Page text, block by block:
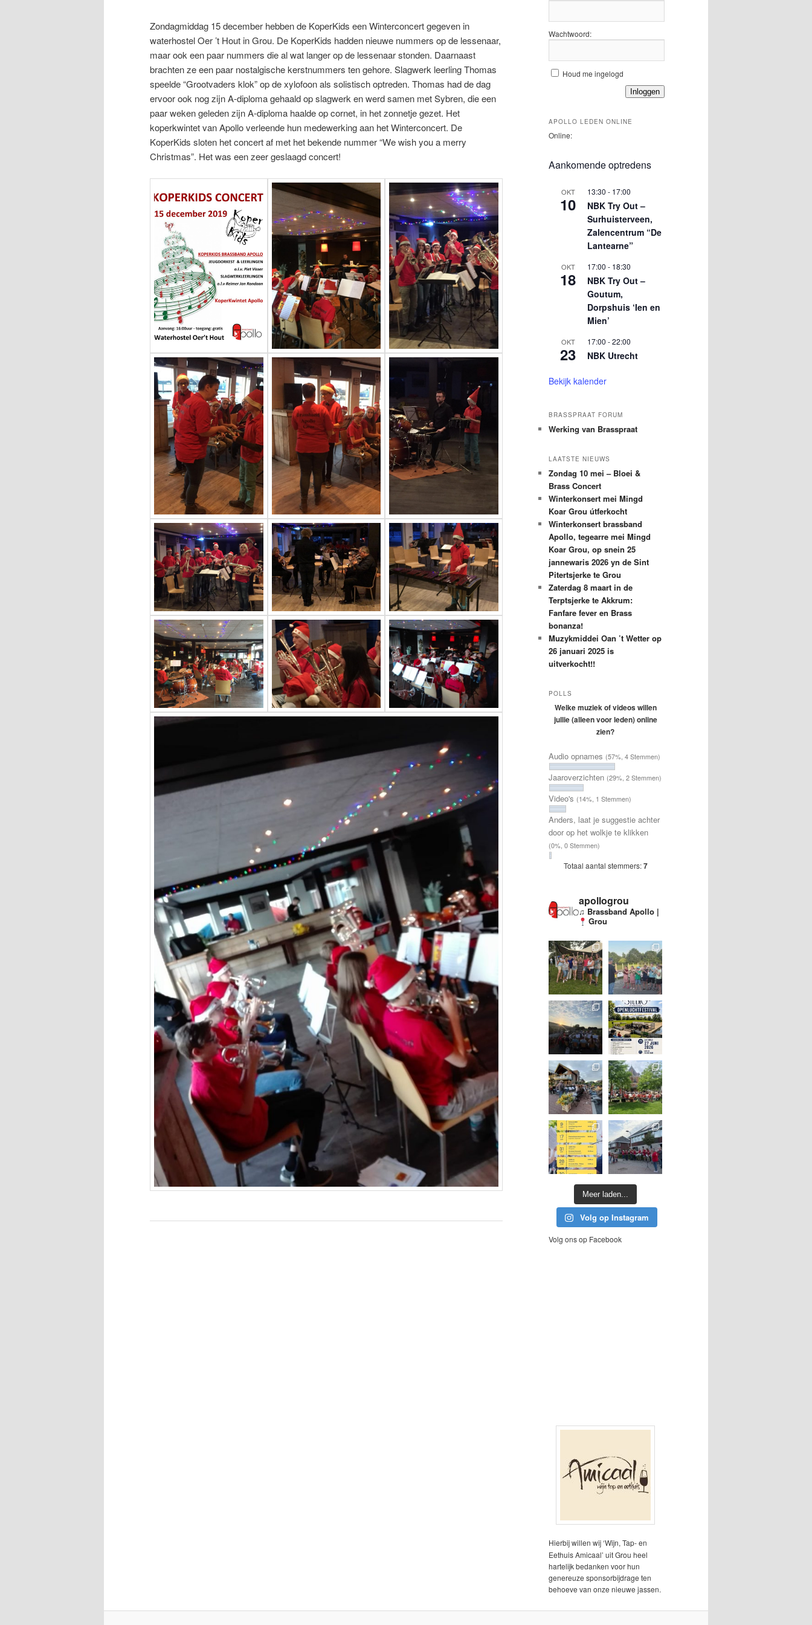
content
Zondagmiddag 15 december hebben de KoperKids een Winterconcert gegeven in
waterhostel Oer ’t Hout in Grou. De KoperKids hadden nieuwe nummers op de lessenaar,
maar ook een paar nummers die al wat langer op de lessenaar stonden. Daarnaast
brachten ze een paar nostalgische kerstnummers ten gehore. Slagwerk leerling Thomas
speelde “Grootvaders klok” op de xylofoon als solistisch optreden. Thomas had de dag
ervoor ook nog zijn A-diploma gehaald op slagwerk en werd samen met Sybren, die een
paar weken geleden zijn A-diploma haalde op cornet, in het zonnetje gezet. Het
koperkwintet van Apollo verleende hun medewerking aan het Winterconcert. De
KoperKids sloten het concert af met het bekende nummer “We wish you a merry
Christmas”. Het was een zeer geslaagd concert!
Wachtwoord:
Houd me ingelogd
Inloggen
APOLLO LEDEN ONLINE
Online:
Aankomende optredens
OKT
10
13:30 - 17:00
NBK Try Out –
Surhuisterveen,
Zalencentrum “De
Lantearne”
OKT
18
17:00 - 18:30
NBK Try Out –
Goutum,
Dorpshuis ‘Ien en
Mien’
OKT
23
17:00 -22:00
NBK Utrecht
Bekijk kalender
BRASSPRAAT FORUM
Werking van Brasspraat
LAATSTE NIEUWS
Zondag 10 mei – Bloei &
Brass Concert
Winterkonsert mei Mingd
Koar Grou útferkocht
Winterkonsert brassband
Apollo, tegearre mei Mingd
Koar Grou, op snein 25
jannewaris 2026 yn de Sint
Pitertsjerke te Grou
Zaterdag 8 maart in de
Terptsjerke te Akkrum:
Fanfare fever en Brass
bonanza!
Muzykmiddei Oan ’t Wetter op
26 januari 2025 is
uitverkocht!!
POLLS
Welke muziek of videos willen
jullie (alleen voor leden) online
zien?
Audio opnames (57%, 4 Stemmen)
Jaaroverzichten (29%, 2 Stemmen)
Video's (14%, 1 Stemmen)
Anders, laat je suggestie achter
door op het wolkje te klikken
(0%, 0 Stemmen)
Totaal aantal stemmers:7
apollogrou
♫ Brassband Apollo |
Grou
Meer laden...
Volg op Instagram
Volg ons op Facebook
Hierbij willen wij ‘Wijn, Tap- en
Eethuis Amicaal’ uit Grou heel
hartelijk bedanken voor hun
genereuze sponsorbijdrage ten
behoeve van onze nieuwe jassen.